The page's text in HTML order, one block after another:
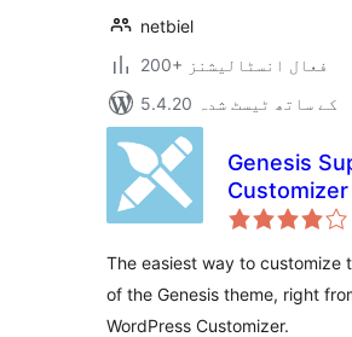
netbiel
200+ فعال انسٹالیشنز
5.4.20 کے ساتھ ٹیسٹ شدہ
Genesis
Customizer
The easiest way to customize
of the Genesis theme, right
WordPress Customizer.